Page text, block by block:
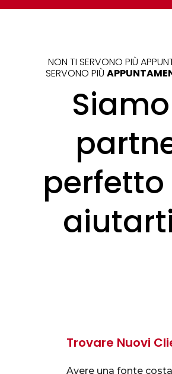
NON TI SERVONO PIÙ
SERVONO PIÙ
perfetto
Trovare Nuovi
Avere una fonte